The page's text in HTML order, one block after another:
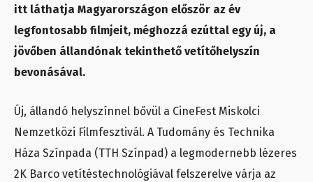
itt láthatja Magyarországon először az év
legfontosabb filmjeit, méghozzá ezúttal egy új, a
jövőben állandónak tekinthető vetítőhelyszín
bevonásával.
Új, állandó helyszínnel bővül a CineFest Miskolci
Nemzetközi Filmfesztivál. A Tudomány és Technika
Háza Színpada (TTH Színpad) a legmodernebb lézeres
2K Barco vetítéstechnológiával felszerelve várja az